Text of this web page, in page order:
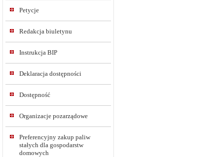
Petycje
Redakcja biuletynu
Instrukcja BIP
Deklaracja dostępności
Dostępność
Organizacje pozarządowe
Preferencyjny zakup paliw
stałych dla gospodarstw
domowych